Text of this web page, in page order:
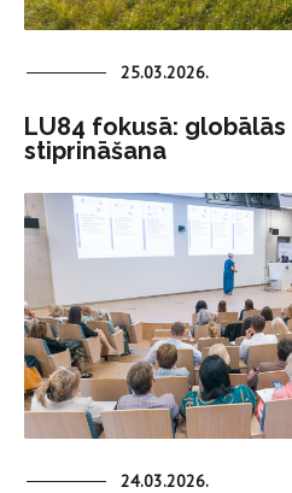
25.03.2026.
LU84 fokusā:
stiprināšana
24.03.2026.